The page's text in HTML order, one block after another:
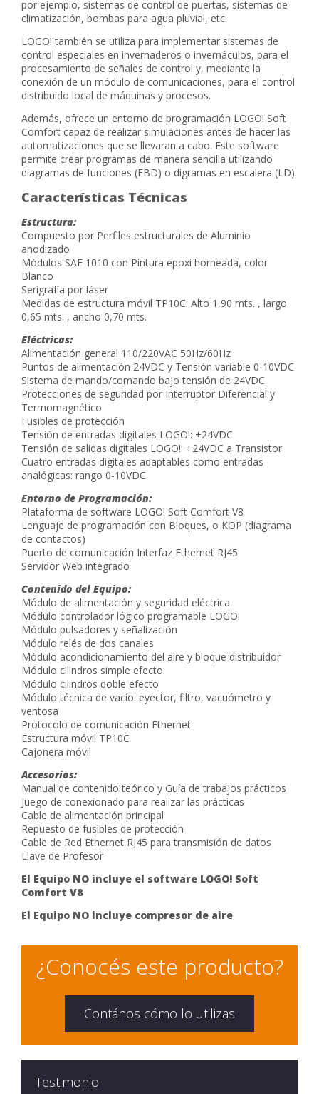
por ejemplo, sistemas de control de puertas, sistemas de
climatización, bombas para agua pluvial, etc.
LOGO! también se utiliza para implementar sistemas de
control especiales en invernaderos o invernáculos, para el
procesamiento de señales de control y, mediante la
conexión de un módulo de comunicaciones, para el control
distribuido local de máquinas y procesos.
Además, ofrece un entorno de programación LOGO! Soft
Comfort capaz de realizar simulaciones antes de hacer las
automatizaciones que se llevaran a cabo. Este software
permite crear programas de manera sencilla utilizando
diagramas de funciones (FBD) o digramas en escalera (LD).
Características Técnicas
Estructura:
Compuesto por Perfiles estructurales de Aluminio
anodizado
Módulos SAE 1010 con Pintura epoxi horneada, color
Blanco
Serigrafía por láser
Medidas de estructura móvil TP10C: Alto 1,90 mts. , largo
0,65 mts. , ancho 0,70 mts.
Eléctricas:
Alimentación general 110/220VAC 50Hz/60Hz
Puntos de alimentación 24VDC y Tensión variable 0-10VDC
Sistema de mando/comando bajo tensión de 24VDC
Protecciones de seguridad por Interruptor Diferencial y
Termomagnético
Fusibles de protección
Tensión de entradas digitales LOGO!: +24VDC
Tensión de salidas digitales LOGO!: +24VDC a Transistor
Cuatro entradas digitales adaptables como entradas
analógicas: rango 0-10VDC
Entorno de Programación:
Plataforma de software LOGO! Soft Comfort V8
Lenguaje de programación con Bloques, o KOP (diagrama
de contactos)
Puerto de comunicación Interfaz Ethernet RJ45
Servidor Web integrado
Contenido del Equipo:
Módulo de alimentación y seguridad eléctrica
Módulo controlador lógico programable LOGO!
Módulo pulsadores y señalización
Módulo relés de dos canales
Módulo acondicionamiento del aire y bloque distribuidor
Módulo cilindros simple efecto
Módulo cilindros doble efecto
Módulo técnica de vacío: eyector, filtro, vacuómetro y
ventosa
Protocolo de comunicación Ethernet
Estructura móvil TP10C
Cajonera móvil
Accesorios:
Manual de contenido teórico y Guía de trabajos prácticos
Juego de conexionado para realizar las prácticas
Cable de alimentación principal
Repuesto de fusibles de protección
Cable de Red Ethernet RJ45 para transmisión de datos
Llave de Profesor
El Equipo NO incluye el software LOGO! Soft
Comfort V8
El Equipo NO incluye compresor de aire
¿Conocés este producto?
Contános cómo lo utilizas
Testimonio